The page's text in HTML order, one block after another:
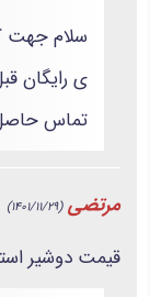
سلام جهت
ی رایگان
تماس
مرتضی(1401/11/29)
قیمت دوشیر